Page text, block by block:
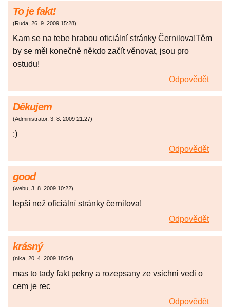
To je fakt!
(Ruda, 26. 9. 2009 15:28)
Kam se na tebe hrabou oficiální stránky Černilova!Těm
by se měl konečně někdo začít věnovat, jsou pro
ostudu!
Odpovědět
Děkujem
(Administrator, 3. 8. 2009 21:27)
:)
Odpovědět
good
(webu, 3. 8. 2009 10:22)
lepší než oficiální stránky černilova!
Odpovědět
krásný
(nika, 20. 4. 2009 18:54)
mas to tady fakt pekny a rozepsany ze vsichni vedi o
cem je rec
Odpovědět